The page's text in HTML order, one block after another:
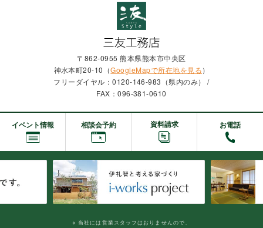
〒862-0955 熊本県熊本市中央区
神水本町20-10（GoogleMapで所在地を見る）
フリーダイヤル：0120-146-983（県内のみ） /
FAX：096-381-0610
イベント情報 相談会予約 資料請求 お電話
※ 当社には営業スタッフはおりませんので、